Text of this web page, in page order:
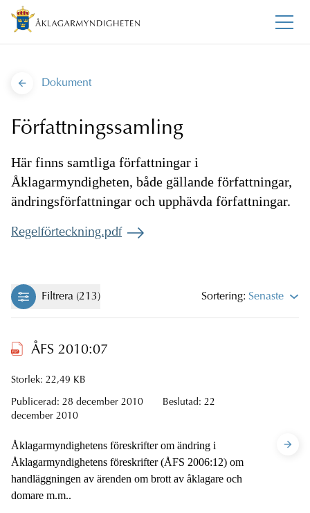
Dokument
Författningssamling
Här finns samtliga författningar i
Åklagarmyndigheten, både gällande författningar,
ändringsförfattningar och upphävda författningar.
Regelförteckning.pdf
Filtrera (213) Sortering: Senaste
ÅFS 2010:07
Storlek: 22,49 KB
Publicerad: 28 december 2010 Beslutad: 22
december 2010
Åklagarmyndighetens föreskrifter om ändring i
Åklagarmyndighetens föreskrifter (ÅFS 2006:12) om
handläggningen av ärenden om brott av åklagare och
domare m.m..